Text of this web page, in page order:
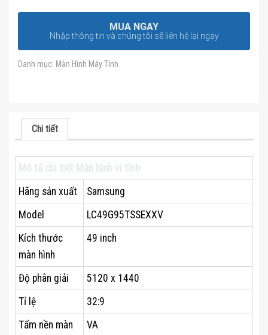
hạng4.85
MUA NGAY
Nhập thông tin và chúng tôi sẽ liên hệ lại ngay
Danh mục: Màn Hình Máy Tính
Chi tiết
Hãng sản xuất
Samsung
Model
LC49G95TSSEXXV
Kích thước
màn hình
49 inch
Độ phân giải
5120 x 1440
Tỉ lệ
32:9
Tấm nền màn
VA